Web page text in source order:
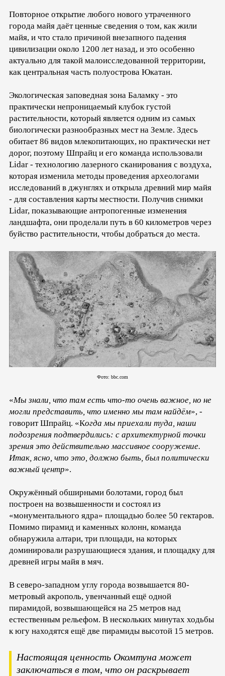
Повторное открытие любого нового утраченного
города майя даёт ценные сведения о том, как жили
майя, и что стало причиной внезапного падения
цивилизации около 1200 лет назад, и это особенно
актуально для такой малоисследованной территории,
как центральная часть полуострова Юкатан.
Экологическая заповедная зона Баламку - это
практически непроницаемый клубок густой
растительности, который является одним из самых
биологически разнообразных мест на Земле. Здесь
обитает 86 видов млекопитающих, но практически нет
дорог, поэтому Шпрайц и его команда использовали
Lidar - технологию лазерного сканирования с воздуха,
которая изменила методы проведения археологами
исследований в джунглях и открыла древний мир майя
- для составления карты местности. Получив снимки
Lidar, показывающие антропогенные изменения
ландшафта, они проделали путь в 60 километров через
буйство растительности, чтобы добраться до места.
Фото: bbc.com
«Мы знали, что там есть что-то очень важное, но не
могли представить, что именно мы там найдём», -
говорит Шпрайц. «Когда мы приехали туда, наши
подозрения подтвердились: с архитектурной точки
зрения это действительно массивное сооружение.
Итак, ясно, что это, должно быть, был политически
важный центр».
Окружённый обширными болотами, город был
построен на возвышенности и состоял из
«монументального ядра» площадью более 50 гектаров.
Помимо пирамид и каменных колонн, команда
обнаружила алтари, три площади, на которых
доминировали разрушающиеся здания, и площадку для
древней игры майя в мяч.
В северо-западном углу города возвышается 80-
метровый акрополь, увенчанный ещё одной
пирамидой, возвышающейся на 25 метров над
естественным рельефом. В нескольких минутах ходьбы
к югу находятся ещё две пирамиды высотой 15 метров.
Настоящая ценность Окомтуна может
заключаться в том, что он раскрывает